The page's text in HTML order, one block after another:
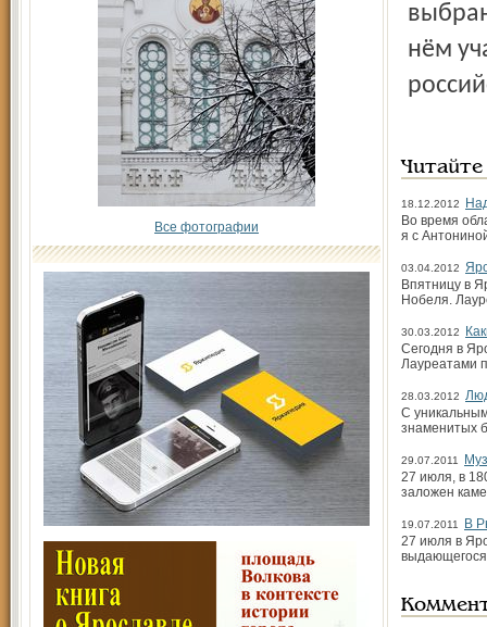
Все фотографии
нём
18.12.2012
Во время
я с
03.04.2012
Впятницу в
Нобеля.
30.03.2012
Сегодня в
Лауреатами
28.03.2012
С
знаменитых
29.07.2011
27 июля, в
заложен
19.07.2011
В
27 июля в